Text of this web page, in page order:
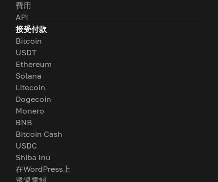
費用
API
接受付款
Bitcoin
USDT
Ethereum
Solana
Litecoin
Dogecoin
Monero
BNB
Bitcoin Cash
USDC
Shiba Inu
在WordPress上